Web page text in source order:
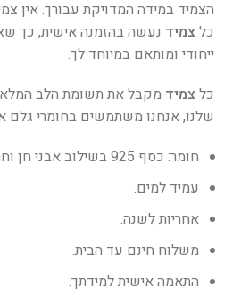
הצמיד במידה המדויקת עבורך. אין
כלצמיד נעשה בהזמנה אישית, כך
ייחודי ומותאם במיוחד לך.
כלצמיד מקבל את תשומת הלב
שלנו, אנחנו משתמשים בחומרי גלם
חומר: כסף 925 בשילוב אבני חן וחרוזי כסף 925.
עמיד למים.
אחריות לשנה.
משלוח חינם עד הבית.
התאמה אישית למידתך.